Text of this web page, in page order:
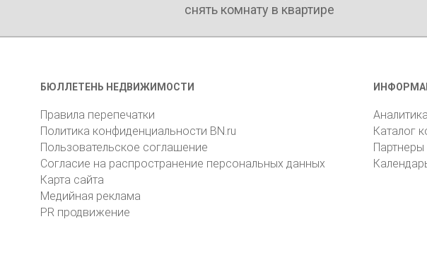
снять комнату в квартире
БЮЛЛЕТЕНЬ НЕДВИЖИМОСТИ
Правила перепечатки
Политика конфиденциальности BN.ru
Пользовательское соглашение
Согласие на распространение персональных данных
Карта сайта
Медийная реклама
PR продвижение
Каталог
Партнеры